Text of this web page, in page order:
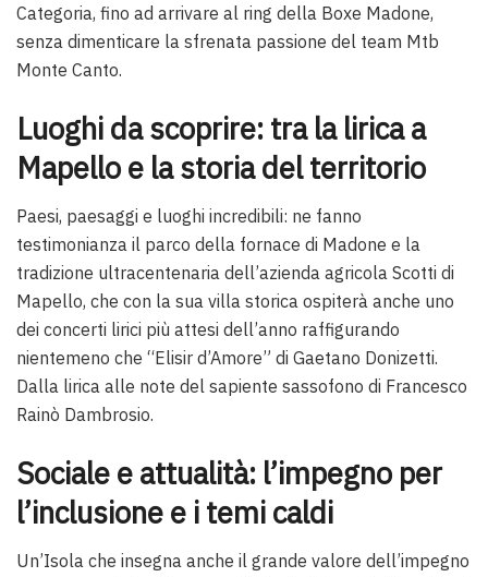
Categoria, fino ad arrivare al ring della Boxe Madone,
senza dimenticare la sfrenata passione del team Mtb
Monte Canto.
Luoghi da scoprire: tra la lirica a
Mapello e la storia del territorio
Paesi, paesaggi e luoghi incredibili: ne fanno
testimonianza il parco della fornace di Madone e la
tradizione ultracentenaria dell’azienda agricola Scotti di
Mapello, che con la sua villa storica ospiterà anche uno
dei concerti lirici più attesi dell’anno raffigurando
nientemeno che “Elisir d’Amore” di Gaetano Donizetti.
Dalla lirica alle note del sapiente sassofono di Francesco
Rainò Dambrosio.
Sociale e attualità: l’impegno per
l’inclusione e i temi caldi
Un’Isola che insegna anche il grande valore dell’impegno